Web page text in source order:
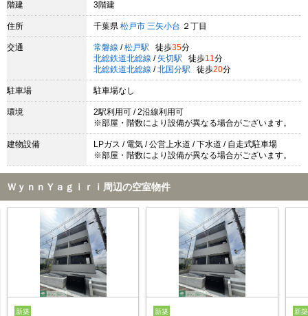
階建 3階建
住所 千葉県 松戸市 三矢小台 ２丁目
交通 常磐線 / 松戸駅 徒歩35分
北総鉄道北総線 / 矢切駅 徒歩11 分
北総鉄道北総線 / 北国分駅 徒歩20分
駐車場 駐車場なし
環境
2駅利用可 / 2沿線利用可
※部屋・階数により設備が異なる場合がございます。
建物設備
LPガス / 電気 / 公営上水道 / 下水道 / 自走式駐車場
※部屋・階数により設備が異なる場合がございます。
ＷｙｎｎＹａｇｉｒｉ周辺の空室物件
新築 新築 新築